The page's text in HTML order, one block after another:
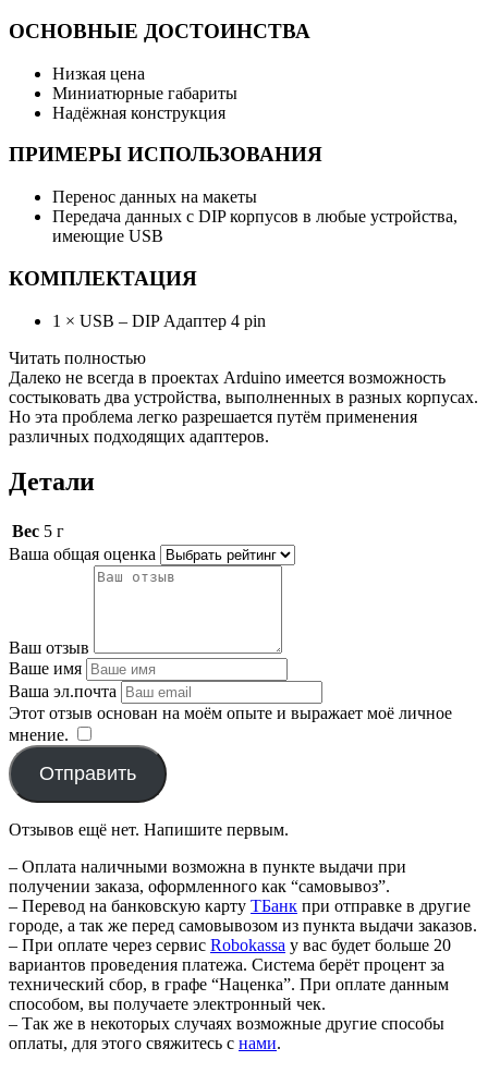
ОСНОВНЫЕ ДОСТОИНСТВА
Низкая цена
Миниатюрные габариты
Надёжная конструкция
ПРИМЕРЫ ИСПОЛЬЗОВАНИЯ
Перенос данных на макеты
Передача данных с DIP корпусов в любые устройства,
имеющие USB
КОМПЛЕКТАЦИЯ
1 × USB – DIP Адаптер 4 pin
Читать полностью
Далеко не всегда в проектах Arduino имеется возможность
состыковать два устройства, выполненных в разных корпусах.
Но эта проблема легко разрешается путём применения
различных подходящих адаптеров.
Детали
Вес 5 г
Ваша общая оценка
Ваш отзыв
Ваше имя
Ваша эл.почта
Этот отзыв основан на моём опыте и выражает моё личное
мнение.
Отправить
Отзывов ещё нет. Напишите первым.
– Оплата наличными возможна в пункте выдачи при
получении заказа, оформленного как “самовывоз”.
– Перевод на банковскую карту TБанк при отправке в другие
городе, а так же перед самовывозом из пункта выдачи заказов.
– При оплате через сервис Robokassa у вас будет больше 20
вариантов проведения платежа. Система берёт процент за
технический сбор, в графе “Наценка”. При оплате данным
способом, вы получаете электронный чек.
– Так же в некоторых случаях возможные другие способы
оплаты, для этого свяжитесь с нами.